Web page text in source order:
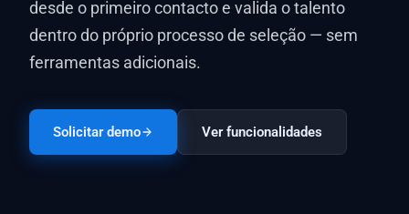
desde o primeiro contacto e valida o talento
dentro do próprio processo de seleção — sem
ferramentas adicionais.
Solicitar demo Ver funcionalidades